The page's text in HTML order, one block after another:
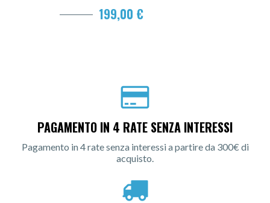
199,00 €
PAGAMENTO IN 4 RATE SENZA INTERESSI
Pagamento in 4 rate senza interessi a partire da 300€ di
acquisto.